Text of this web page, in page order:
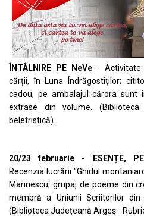
ÎNTÂLNIRE PE NeVe - Activitate
cărții, în Luna Îndrăgostiților;
cadou, pe ambalajul cărora sunt
extrase din volume.
beletristică).
20/23 februarie - ESENȚE,
Recenzia lucrării "Ghidul
Marinescu; grupaj de poeme din
membră a Uniunii Scriitorilor din
(Biblioteca Județeană Argeș -